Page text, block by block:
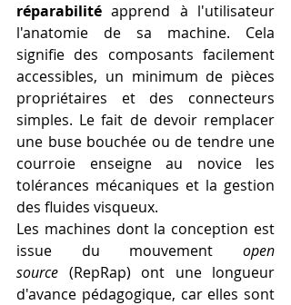
réparabilité apprend à l'utilisateur
l'anatomie de sa machine. Cela
signifie des composants facilement
accessibles, un minimum de pièces
propriétaires et des connecteurs
simples. Le fait de devoir remplacer
une buse bouchée ou de tendre une
courroie enseigne au novice les
tolérances mécaniques et la gestion
des fluides visqueux.
Les machines dont la conception est
issue du mouvement open
source (RepRap) ont une longueur
d'avance pédagogique, car elles sont